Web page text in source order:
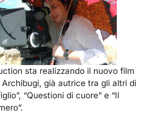
sta realizzando il nuovo film
già autrice tra gli altri di
“Questioni di cuore” e “Il